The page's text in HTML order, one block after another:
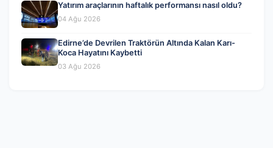
Yatırım araçlarının haftalık performansı nasıl oldu?
04 Ağu 2026
Edirne’de Devrilen Traktörün Altında Kalan Karı-
Koca Hayatını Kaybetti
03 Ağu 2026